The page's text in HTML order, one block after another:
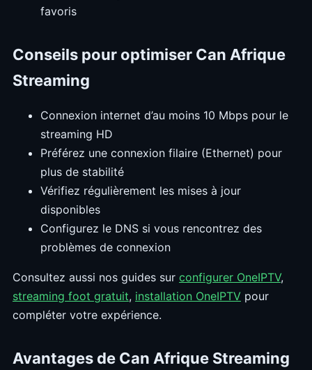
favoris
Conseils pour optimiser Can Afrique
Streaming
Connexion internet d’au moins 10 Mbps pour le
streaming HD
Préférez une connexion filaire (Ethernet) pour
plus de stabilité
Vérifiez régulièrement les mises à jour
disponibles
Configurez le DNS si vous rencontrez des
problèmes de connexion
Consultez aussi nos guides sur configurer OneIPTV,
streaming foot gratuit, installation OneIPTV pour
compléter votre expérience.
Avantages de Can Afrique Streaming